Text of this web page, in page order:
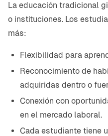
La educación tradicional
o instituciones. Los
más:
Flexibilidad para
Reconocimiento de
adquiridas dentro o
Conexión con
en el mercado laboral.
Cada estudiante tiene